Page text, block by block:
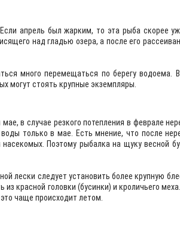
апрель был жарким, то эта рыба скорее
над гладью озера, а после его
много перемещаться по берегу водоема.
могут стоять крупные экземпляры.
в случае резкого потепления в феврале
только в мае. Есть мнение, что после
Поэтому рыбалка на щуку весной
лески следует установить более крупную
красной головки (бусинки) и кроличьего
чаще происходит летом.